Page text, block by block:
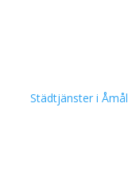
Städtjänster i Åmål